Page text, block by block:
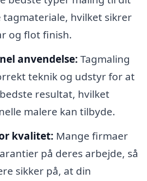
tagmateriale, hvilket sikrer
og flot finish.
anvendelse: Tagmaling
teknik og udstyr for at
resultat, hvilket
malere kan tilbyde.
kvalitet: Mange firmaer
på deres arbejde, så
sikker på, at din